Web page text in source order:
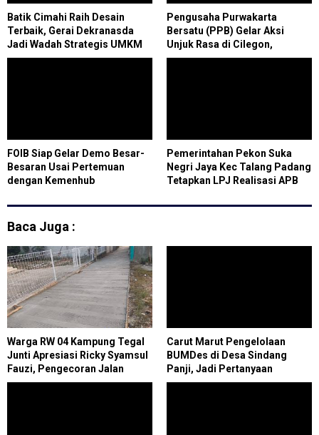
Batik Cimahi Raih Desain
Terbaik, Gerai Dekranasda
Jadi Wadah Strategis UMKM
Pengusaha Purwakarta
Bersatu (PPB) Gelar Aksi
Unjuk Rasa di Cilegon,
Menuntut Pembatalan
FOIB Siap Gelar Demo Besar-
Besaran Usai Pertemuan
dengan Kemenhub
Pemerintahan Pekon Suka
Negri Jaya Kec Talang Padang
Tetapkan LPJ Realisasi APB
Baca Juga :
Warga RW 04 Kampung Tegal
Junti Apresiasi Ricky Syamsul
Fauzi, Pengecoran Jalan
Lingkungan Kini Permudah
Carut Marut Pengelolaan
BUMDes di Desa Sindang
Panji, Jadi Pertanyaan
Masyarakat